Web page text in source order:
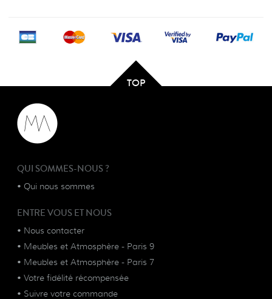
TOP
QUI SOMMES-NOUS ?
• Qui nous sommes
ENTRE VOUS ET NOUS
• Nous contacter
• Meubles et Atmosphère - Paris 9
• Meubles et Atmosphère - Paris 7
• Votre fidélité récompensée
• Suivre votre commande